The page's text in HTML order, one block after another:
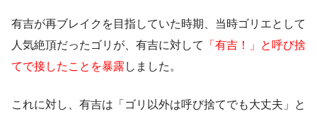
有吉が再ブレイクを目指していた時期、当時ゴリエとして
人気絶頂だったゴリが、有吉に対して
「有吉！」と呼び捨
てで接したことを暴露 しました。
これに対し、有吉は「ゴリ以外は呼び捨てでも大丈夫」と